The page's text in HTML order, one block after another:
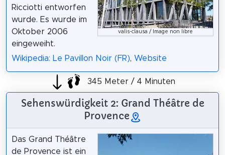
valis-clausa / Image non libre
Ricciotti entworfen
wurde. Es wurde im
Oktober 2006
eingeweiht.
Wikipedia: Le Pavillon Noir (FR), Website
345 Meter / 4 Minuten
Sehenswürdigkeit 2: Grand Théâtre de
Provence
Das Grand Théâtre
de Provence ist ein